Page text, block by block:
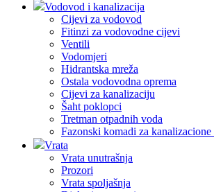
Vodovod i kanalizacija
Cijevi za vodovod
Fitinzi za vodovodne cijevi
Ventili
Vodomjeri
Hidrantska mreža
Ostala vodovodna oprema
Cijevi za kanalizaciju
Šaht poklopci
Tretman otpadnih voda
Fazonski komadi za
Vrata
Vrata unutrašnja
Prozori
Vrata spoljašnja